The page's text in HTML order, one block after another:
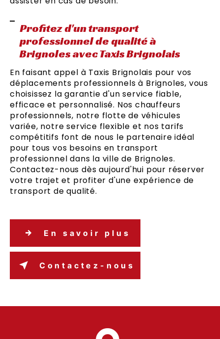
Profitez d'un transport
professionnel de qualité à
Brignoles avec Taxis Brignolais
En faisant appel à Taxis Brignolais pour vos
déplacements professionnels à Brignoles, vous
choisissez la garantie d'un service fiable,
efficace et personnalisé. Nos chauffeurs
professionnels, notre flotte de véhicules
variée, notre service flexible et nos tarifs
compétitifs font de nous le partenaire idéal
pour tous vos besoins en transport
professionnel dans la ville de Brignoles.
Contactez-nous dès aujourd'hui pour réserver
votre trajet et profiter d'une expérience de
transport de qualité.
En savoir plus
Contactez-nous